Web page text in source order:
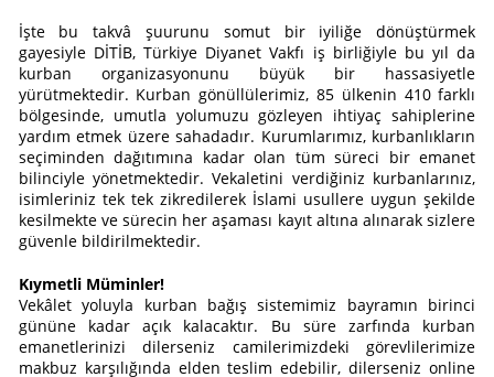
İşte bu takvâ şuurunu somut bir iyiliğe dönüştürmek
gayesiyle DİTİB, Türkiye Diyanet Vakfı iş birliğiyle bu yıl da
kurban organizasyonunu büyük bir hassasiyetle
yürütmektedir. Kurban gönüllülerimiz, 85 ülkenin 410 farklı
bölgesinde, umutla yolumuzu gözleyen ihtiyaç sahiplerine
yardım etmek üzere sahadadır. Kurumlarımız, kurbanlıkların
seçiminden dağıtımına kadar olan tüm süreci bir emanet
bilinciyle yönetmektedir. Vekaletini verdiğiniz kurbanlarınız,
isimleriniz tek tek zikredilerek İslami usullere uygun şekilde
kesilmekte ve sürecin her aşaması kayıt altına alınarak sizlere
güvenle bildirilmektedir.
Kıymetli Müminler!
Vekâlet yoluyla kurban bağış sistemimiz bayramın birinci
gününe kadar açık kalacaktır. Bu süre zarfında kurban
emanetlerinizi dilerseniz camilerimizdeki görevlilerimize
makbuz karşılığında elden teslim edebilir, dilerseniz online